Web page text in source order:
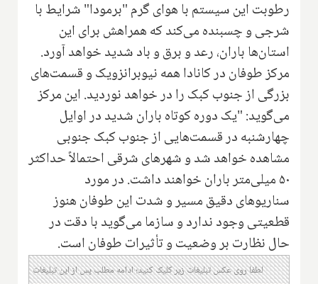
رطوبت این سیستم با هوای گرم "برمودا" شرایط با
شرجی و چسبنده می‌کند که همراهش برای این
استان‌ها باران، رعد و برق و باد شدید خواهد آورد.
مرکز طوفان در کانادا همه نیوبرانزویک و قسمت‌های
بزرگی از جنوب کبک را در خواهد نوردید. این مرکز
می‌گوید: "یک دوره کوتاه باران شدید در اوایل
چهارشنبه در قسمت‌هایی از جنوب کبک جنوبی
مشاهده خواهد شد و شهرهای شرقی احتمالاً حداکثر
۵۰ میلی‌متر باران خواهند داشت. در مورد
سناریوهای دقیق مسیر و شدت این طوفان هنوز
قطعیتی وجود ندارد و سازما می‌گوید با دقت در
حال نظارت بر وضعیت و تأثیرات طوفان است.
لطفا روی عکس تبلیغات زیر کلیک کنید؛ ادامه مطلب پس از این تبلیغات